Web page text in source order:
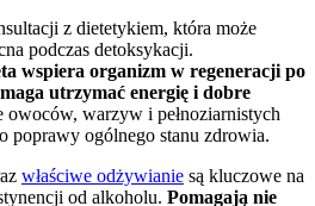
z dietetykiem, która może
podczas detoksykacji.
wspiera organizm w regeneracji po
utrzymać energię i dobre
owoców, warzyw i pełnoziarnistych
poprawy ogólnego stanu zdrowia.
właściwe odżywianie są kluczowe na
od alkoholu. Pomagają nie